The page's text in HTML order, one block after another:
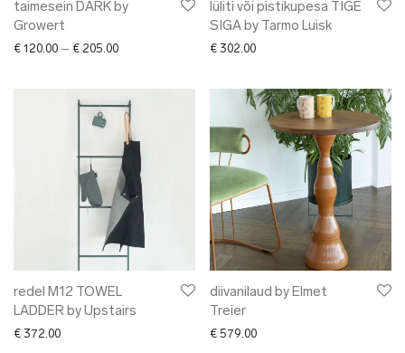
taimesein DARK by
Growert
€ 120.00 – € 205.00Price range: € 120.00 through € 205.00
lüliti või pistikupesa TIGE
SIGA by Tarmo Luisk
€ 302.00
redel M12 TOWEL
LADDER by Upstairs
€ 372.00
diivanilaud by Elmet
Treier
€ 579.00